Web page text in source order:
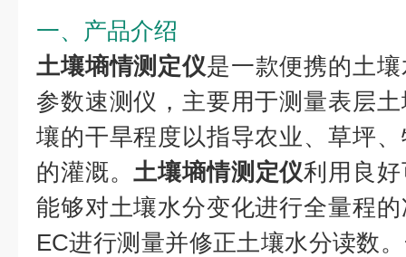
一、产品介绍
土壤墒情测定仪是一款便携的土
参数速测仪，主要用于测量表层
壤的干旱程度以指导农业、草坪
的灌溉。土壤墒情测定仪利用良
能够对土壤水分变化进行全量程
EC进行测量并修正土壤水分读数